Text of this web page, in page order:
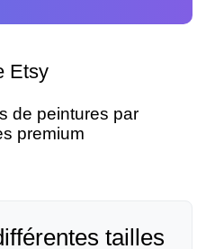
Etsy
de peintures par
premium
tailles